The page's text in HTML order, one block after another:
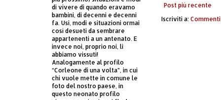
Post più recente
Iscriviti a:
di vivere di quando eravamo
bambini, di decenni e decenni
fa. Usi, modi e situazioni ormai
così desueti da sembrare
appartenenti a un antenato. E
invece noi, proprio noi, li
abbiamo vissuti!
Analogamente al profilo
“Corleone di una volta”, in cui
chi vuole mette in comune le
foto del nostro paese, in
questo neonato profilo